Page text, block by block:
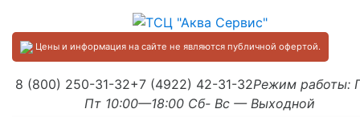
Цены и информация на сайте не являются публичной офертой.
8 (800) 250-31-32+7 (4922) 42-31-32Режим работы:
Пт 10:00—18:00 Сб- Вс — Выходной